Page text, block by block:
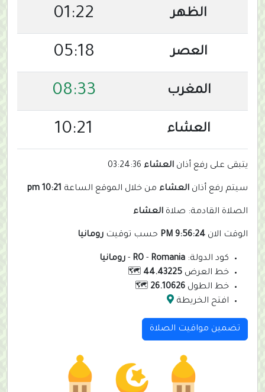
الظهر 01:22
العصر 05:18
المغرب 08:33
العشاء 10:21
يتبقى على رفع أذان العشاء 03:24:36
سيتم رفع أذان العشاء من خلال الموقع الساعة 10:21 pm
الصلاة القادمة: صلاة العشاء
الوقت الان 9:56:24 PM حسب توقيت رومانيا
كود الدولة: RO - Romania
- رومانيا
خط العرض 44.43225
🗺️
خط الطول 26.10626
🗺️
افتح الخريطة
تضمين مواقيت الصلاة